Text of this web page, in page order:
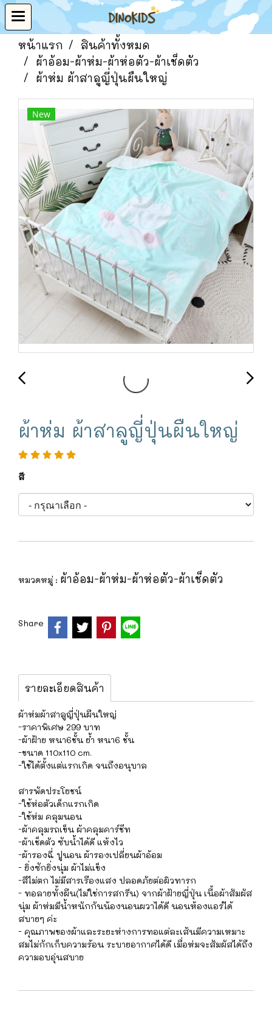
หน้าแรก
สินค้าทั้งหมด
ผ้าอ้อม-ผ้าห่ม-ผ้าห่อตัว-ผ้าเช็ดตัว
ผ้าห่ม ผ้าสาลูญี่ปุ่นผืนใหญ่
New
ผ้าห่ม ผ้าสาลูญี่ปุ่นผืนใหญ่
สี
หมวดหมู่ : ผ้าอ้อม-ผ้าห่ม-ผ้าห่อตัว-ผ้าเช็ดตัว
Share
รายละเอียดสินค้า
ผ้าห่มผ้าสาลูญี่ปุ่นผืนใหญ่
-ราคาพิเศษ 299 บาท
-ผ้าฝ้าย หนา6ชั้น ย้ำ หนา6 ชั้น
-ขนาด 110x110 cm.
-ใช้ได้ตั้งแต่แรกเกิด จนถึงอนุบาล
สารพัดประโยชน์
-ใช้ห่อตัวเด็กแรกเกิด
-ใช้ห่ม คลุมนอน
-ผ้าคลุมรถเข็น ผ้าคลุมคาร์ชีท
-ผ้าเช็ดตัว ซับน้ำได้ดี แห้งไว
-ผ้ารองฉี่ ปูนอน ผ้ารองเปลี่ยนผ้าอ้อม
- ยิ่งซักยิ่งนุ่ม ผ้าไม่แข็ง
-สีไม่ตก ไม่มีสารเรืองแสง ปลอดภัยต่อผิวทารก
- ทอลายทั้งผืน(‎ไม่ใช่การสกรีน) จากผ้าฝ้ายญี่ปุ่น เนื้อผ้าสัมผัส
นุ่ม ผ้าห่มมีน้ำหนักกันน้องนอนผวาได้ดี นอนห้องแอร์ได้
สบายๆ ค่ะ
- คุณภาพของผ้าและระยะห่างการทอแต่ละเส้นมีความเหมาะ
สมไม่กักเก็บความร้อน ระบายอากาศได้ดี เมื่อห่มจะสัมผัสได้ถึง
ความอบอุ่นสบาย